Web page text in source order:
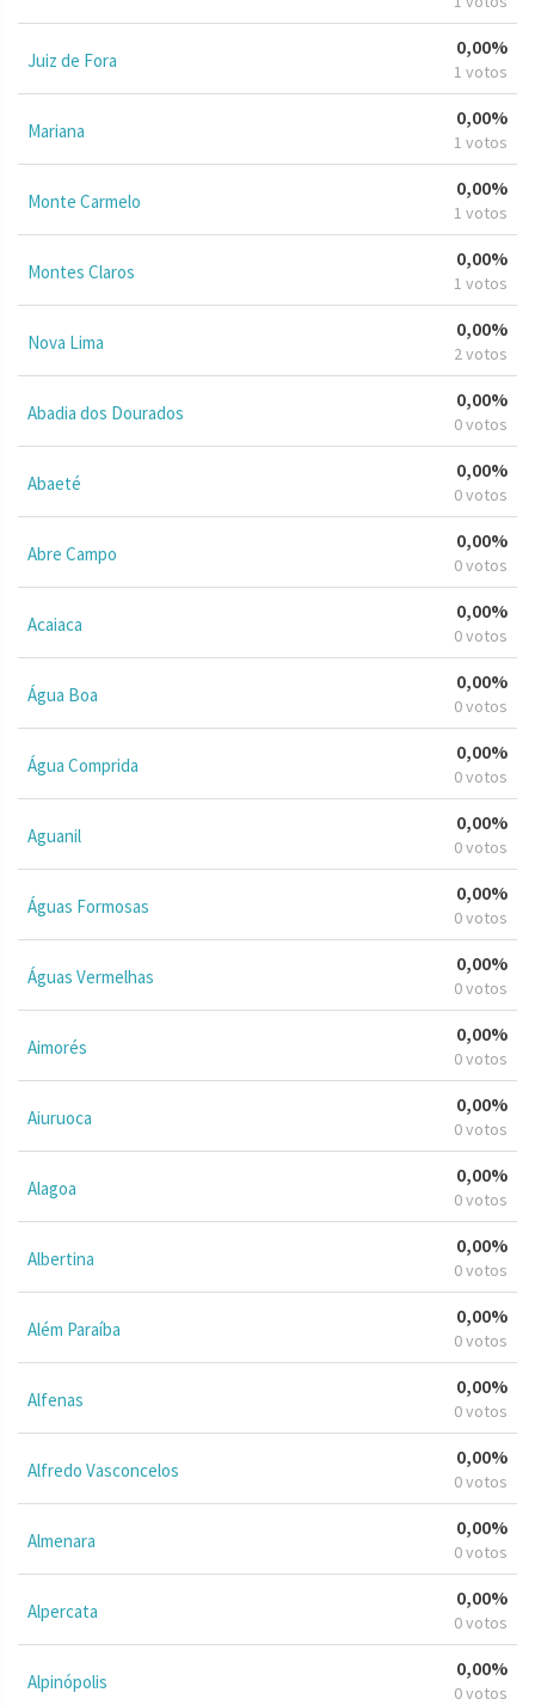
Juiz de Fora
0,00%
1 votos
Mariana
0,00%
1 votos
Monte Carmelo
0,00%
1 votos
Montes Claros
0,00%
1 votos
Nova Lima
0,00%
2 votos
Abadia dos Dourados
0,00%
0 votos
Abaeté
0,00%
0 votos
Abre Campo
0,00%
0 votos
Acaiaca
0,00%
0 votos
Água Boa
0,00%
0 votos
Água Comprida
0,00%
0 votos
Aguanil
0,00%
0 votos
Águas Formosas
0,00%
0 votos
Águas Vermelhas
0,00%
0 votos
Aimorés
0,00%
0 votos
Aiuruoca
0,00%
0 votos
Alagoa
0,00%
0 votos
Albertina
0,00%
0 votos
Além Paraíba
0,00%
0 votos
Alfenas
0,00%
0 votos
Alfredo Vasconcelos
0,00%
0 votos
Almenara
0,00%
0 votos
Alpercata
0,00%
0 votos
Alpinópolis
0,00%
0 votos